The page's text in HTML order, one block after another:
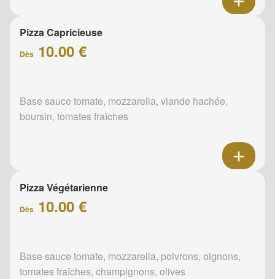
Pizza Capricieuse
Dès 10.00 €
Base sauce tomate, mozzarella, viande hachée,
boursin, tomates fraîches
Pizza Végétarienne
Dès 10.00 €
Base sauce tomate, mozzarella, poivrons, oignons,
tomates fraîches, champignons, olives